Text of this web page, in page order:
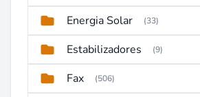
Energia Solar (33)
Estabilizadores (9)
Fax (506)